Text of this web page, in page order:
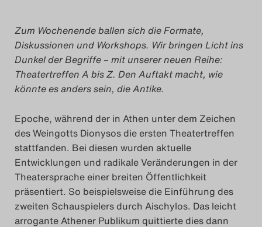
Das Theatertreffen-Blog
2021
Das Theatertreffen-Blog
2022
Das Theatertreffen-Blog
2023
Das Theatertreffen-Blog
Zum Wochenende ballen sich die Formate,
Diskussionen und Workshops. Wir bringen Licht ins
Dunkel der Begriffe – mit unserer neuen Reihe:
Theatertreffen A bis Z. Den Auftakt macht, wie
könnte es anders sein, die Antike.
Epoche, während der in Athen unter dem Zeichen
des Weingotts Dionysos die ersten Theatertreffen
stattfanden. Bei diesen wurden aktuelle
Entwicklungen und radikale Veränderungen in der
Theatersprache einer breiten Öffentlichkeit
präsentiert. So beispielsweise die Einführung des
zweiten Schauspielers durch Aischylos. Das leicht
arrogante Athener Publikum quittierte dies dann